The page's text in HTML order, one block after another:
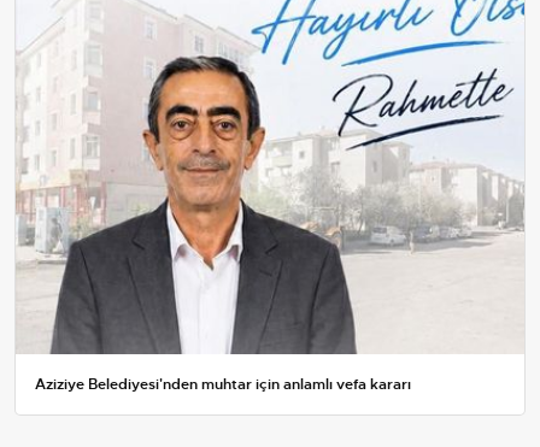
Aziziye Belediyesi'nden muhtar için anlamlı vefa kararı